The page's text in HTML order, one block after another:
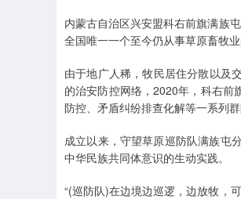
内蒙古自治区兴安盟科右前旗满族
全国唯一一个至今仍从事草原畜牧业
由于地广人稀，牧民居住分散以及
的治安防控网络，2020年，科右前
防控、矛盾纠纷排查化解等一系列
成立以来，守望草原巡防队满族屯
中华民族共同体意识的生动实践。
“(巡防队)在边境边巡逻，边放牧，